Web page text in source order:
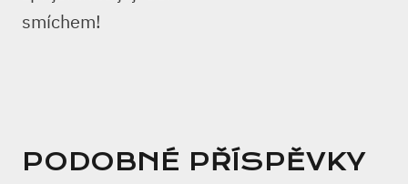
smíchem!
PODOBNÉ PŘÍSPĚVKY